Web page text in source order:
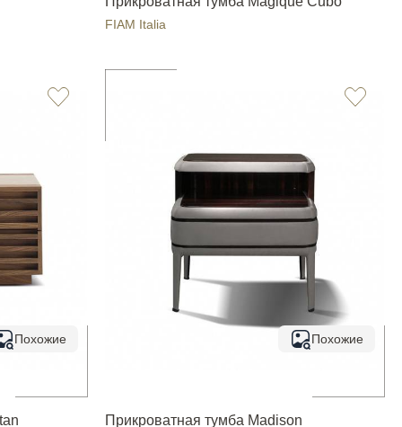
FIAM Italia
Похожие Похожие
Прикроватная тумба Madison